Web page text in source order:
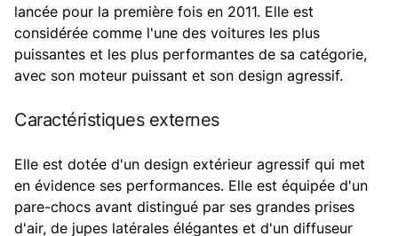
lancée pour la première fois en 2011. Elle est
considérée comme l'une des voitures les plus
puissantes et les plus performantes de sa catégorie,
avec son moteur puissant et son design agressif.
Caractéristiques externes
Elle est dotée d'un design extérieur agressif qui met
en évidence ses performances. Elle est équipée d'un
pare-chocs avant distingué par ses grandes prises
d'air, de jupes latérales élégantes et d'un diffuseur